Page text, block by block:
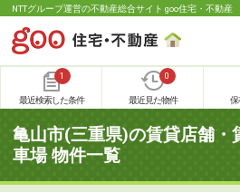
NTTグループ運営の不動産総合サイト goo住宅・不動産
1
最近検索した条件
0
最近見た物件 保
亀山市(三重県)の賃貸店舗・
車場 物件一覧